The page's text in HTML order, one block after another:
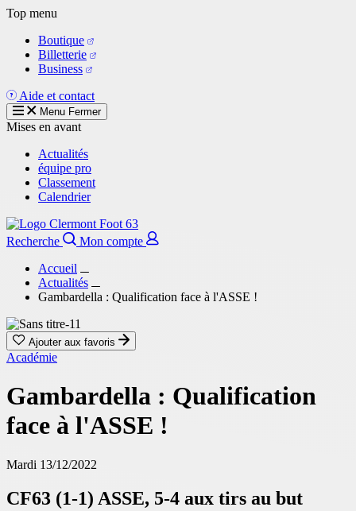
Aller
contenu
principal
Top menu
Boutique
Billetterie
Business
Aide et contact
Menu Fermer
Mises en avant
Actualités
équipe pro
Classement
Calendrier
Recherche
Mon compte
Accueil
Actualités
Gambardella : Qualification face à l'ASSE !
Ajouter aux favoris
Académie
Gambardella : Qualification
face à l'ASSE !
Mardi 13/12/2022
CF63 (1-1) ASSE, 5-4 aux tirs au but